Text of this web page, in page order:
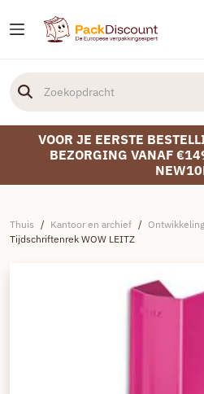
VOOR JE EERSTE
BEZORGING VANAF
Thuis / Kantoor en archief /
Tijdschriftenrek WOW LEITZ